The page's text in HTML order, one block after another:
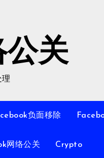
公关
负面移除
网络公关 Crypto